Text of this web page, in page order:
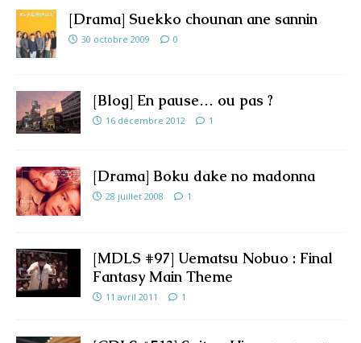
[Drama] Suekko chounan ane sannin
30 octobre 2009 0
[Blog] En pause… ou pas ?
16 décembre 2012 1
[Drama] Boku dake no madonna
28 juillet 2008 1
[MDLS #97] Uematsu Nobuo : Final
Fantasy Main Theme
11 avril 2011 1